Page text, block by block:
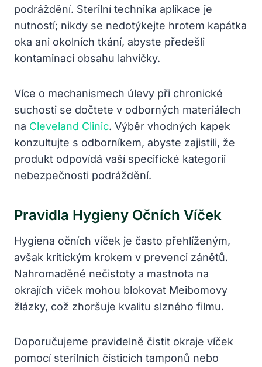
podráždění. Sterilní technika aplikace je
nutností; nikdy se nedotýkejte hrotem kapátka
oka ani okolních tkání, abyste předešli
kontaminaci obsahu lahvičky.
Více o mechanismech úlevy při chronické
suchosti se dočtete v odborných materiálech
na Cleveland Clinic. Výběr vhodných kapek
konzultujte s odborníkem, abyste zajistili, že
produkt odpovídá vaší specifické kategorii
nebezpečnosti podráždění.
Pravidla Hygieny Očních Víček
Hygiena očních víček je často přehlíženým,
avšak kritickým krokem v prevenci zánětů.
Nahromaděné nečistoty a mastnota na
okrajích víček mohou blokovat Meibomovy
žlázky, což zhoršuje kvalitu slzného filmu.
Doporučujeme pravidelně čistit okraje víček
pomocí sterilních čisticích tamponů nebo